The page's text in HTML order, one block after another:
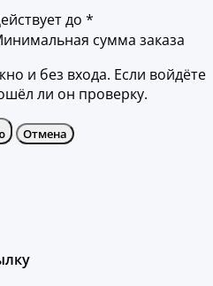
до *
сумма заказа
и без входа. Если войдёте
ли он проверку.
Отмена